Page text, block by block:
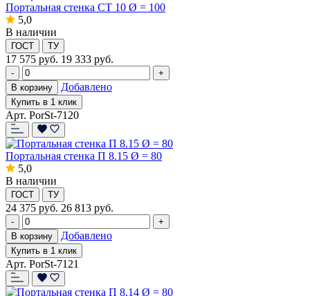
Портальная стенка СТ 10 Ø = 100
5,0
В наличии
ГОСТ ТУ
17 575 руб. 19 333 руб.
-
+
В корзину
Добавлено
Купить в 1 клик
Арт. PorSt-7120
Портальная стенка П 8.15 Ø = 80
5,0
В наличии
ГОСТ ТУ
24 375 руб. 26 813 руб.
-
+
В корзину
Добавлено
Купить в 1 клик
Арт. PorSt-7121